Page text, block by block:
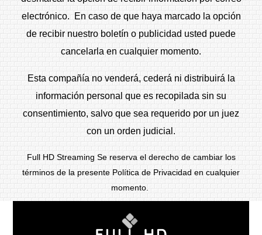
electrónico. En caso de que haya marcado la opción
de recibir nuestro boletín o publicidad usted puede
cancelarla en cualquier momento.
Esta compañía no venderá, cederá ni distribuirá la
información personal que es recopilada sin su
consentimiento, salvo que sea requerido por un juez
con un orden judicial.
Full HD Streaming Se reserva el derecho de cambiar los
términos de la presente Política de Privacidad en cualquier
momento.